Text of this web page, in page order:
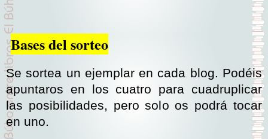
Bases del sorteo
Se sortea un ejemplar en cada blog. Podéis
apuntaros en los cuatro para cuadruplicar
las posibilidades, pero solo os podrá tocar
en uno.